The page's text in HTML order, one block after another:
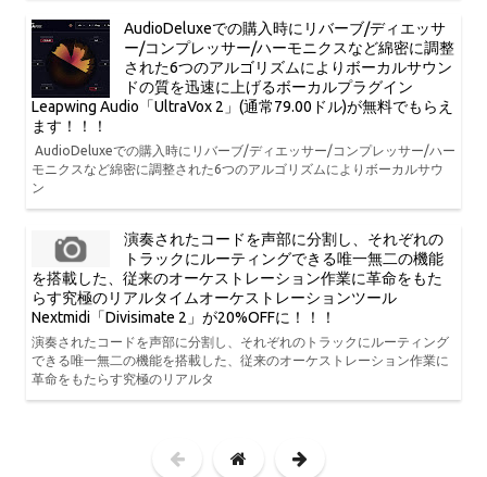
AudioDeluxeでの購入時にリバーブ/ディエッサ
ー/コンプレッサー/ハーモニクスなど綿密に調整
された6つのアルゴリズムによりボーカルサウン
ドの質を迅速に上げるボーカルプラグイン
Leapwing Audio「UltraVox 2」(通常79.00ドル)が無料でもらえ
ます！！！
AudioDeluxeでの購入時にリバーブ/ディエッサー/コンプレッサー/ハー
モニクスなど綿密に調整された6つのアルゴリズムによりボーカルサウ
ン
演奏されたコードを声部に分割し、それぞれの
トラックにルーティングできる唯一無二の機能
を搭載した、従来のオーケストレーション作業に革命をもた
らす究極のリアルタイムオーケストレーションツール
Nextmidi「Divisimate 2」が20%OFFに！！！
演奏されたコードを声部に分割し、それぞれのトラックにルーティング
できる唯一無二の機能を搭載した、従来のオーケストレーション作業に
革命をもたらす究極のリアルタ